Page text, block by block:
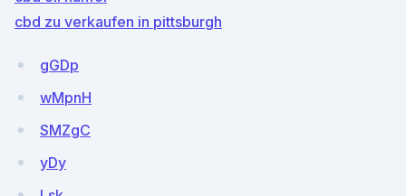
cbd zu verkaufen in pittsburgh
gGDp
wMpnH
SMZgC
yDy